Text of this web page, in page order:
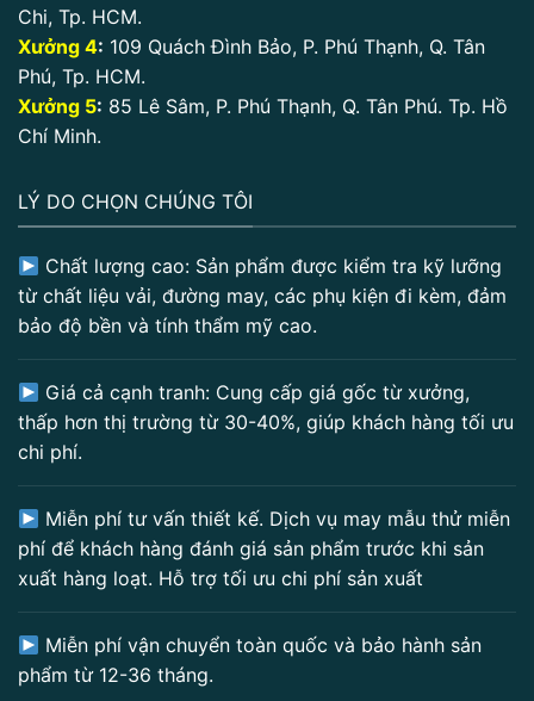
Chi, Tp. HCM.
Xưởng 4: 109 Quách Đình Bảo, P. Phú Thạnh, Q. Tân
Phú, Tp. HCM.
Xưởng 5: 85 Lê Sâm, P. Phú Thạnh, Q. Tân Phú. Tp. Hồ
Chí Minh.
LÝ DO CHỌN CHÚNG TÔI
Chất lượng cao: Sản phẩm được kiểm tra kỹ lưỡng
từ chất liệu vải, đường may, các phụ kiện đi kèm, đảm
bảo độ bền và tính thẩm mỹ cao.
Giá cả cạnh tranh: Cung cấp giá gốc từ xưởng,
thấp hơn thị trường từ 30-40%, giúp khách hàng tối ưu
chi phí.
Miễn phí tư vấn thiết kế. Dịch vụ may mẫu thử miễn
phí để khách hàng đánh giá sản phẩm trước khi sản
xuất hàng loạt. Hỗ trợ tối ưu chi phí sản xuất
Miễn phí vận chuyển toàn quốc và bảo hành sản
phẩm từ 12-36 tháng.